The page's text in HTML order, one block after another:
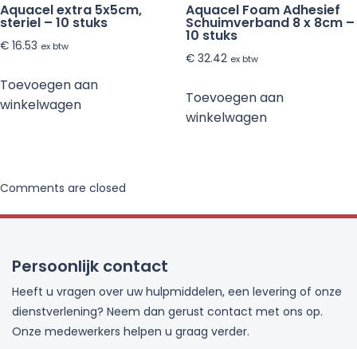
Aquacel extra 5x5cm,
steriel – 10 stuks
€ 16.53 ex btw
Toevoegen aan
winkelwagen
Aquacel Foam Adhesief
Schuimverband 8 x 8cm –
10 stuks
€32.42 ex btw
Toevoegen aan
winkelwagen
Comments are closed
Persoonlijk contact
Heeft u vragen over uw hulpmiddelen, een levering of onze
dienstverlening? Neem dan gerust contact met ons op.
Onze medewerkers helpen u graag verder.